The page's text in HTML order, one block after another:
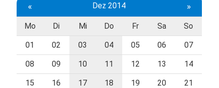
« Dez 2014 »
Mo Di Mi Do Fr Sa So
01 02 03 04 05 06 07
08 09 10 11 12 13 14
15 16 17 18 19 20 21